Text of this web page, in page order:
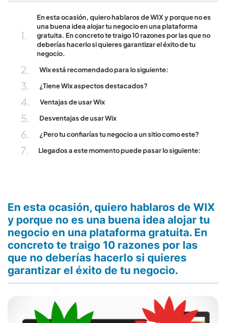
En esta ocasión, quiero hablaros de WIX y porque no es
una buena idea alojar tu negocio en una plataforma
gratuita. En concreto te traigo 10 razones por las que no
deberías hacerlo si quieres garantizar el éxito de tu
negocio.
Wix está recomendado para lo siguiente:
¿Tiene Wix aspectos destacados?
Ventajas de usar Wix
Desventajas de usar Wix
¿Pero tu confiarías tu negocio a un sitio como este?
Llegados a este momento puede pasar lo siguiente:
En esta ocasión, quiero hablaros de WIX
y porque no es una buena idea alojar tu
negocio en una plataforma gratuita. En
concreto te traigo 10 razones por las
que no deberías hacerlo si quieres
garantizar el éxito de tu negocio.